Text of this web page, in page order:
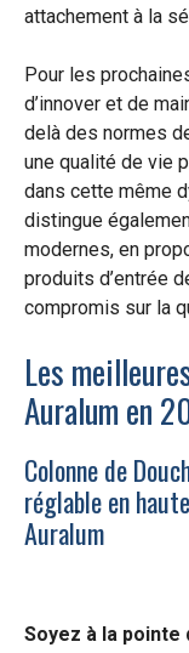
attachement à la
Pour les
d’innover et de
delà des normes
une qualité de vie
dans cette même
distingue
modernes, en
produits d’entrée
compromis sur la
Les
Auralum en
Colonne de
réglable en
Auralum
Soyez à la pointe